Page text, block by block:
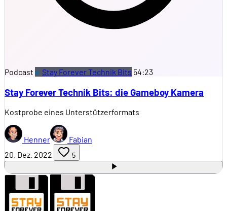
Podcast Stay Forever Technik Bits 54:23
Stay Forever Technik Bits: die Gameboy Kamera
Kostprobe eines Unterstützerformats
Henner
Fabian
20. Dez. 2022
5